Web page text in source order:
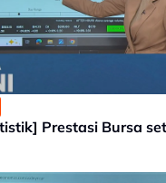
Prestasi Bursa